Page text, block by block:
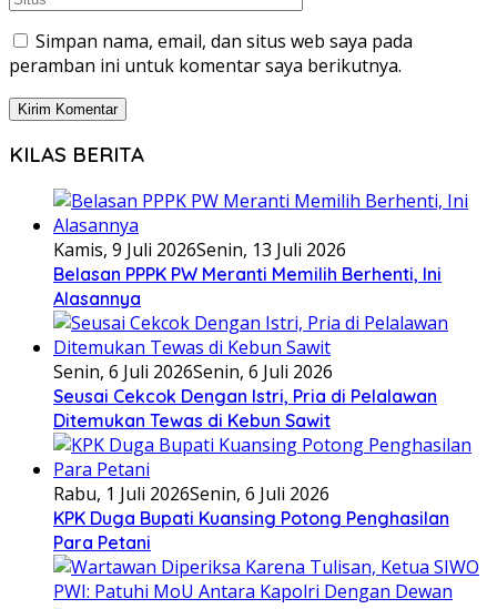
Simpan nama, email, dan situs web saya pada
peramban ini untuk komentar saya berikutnya.
KILAS BERITA
Kamis, 9 Juli 2026Senin, 13 Juli 2026
Belasan PPPK PW Meranti Memilih Berhenti, Ini
Alasannya
Senin, 6 Juli 2026Senin, 6 Juli 2026
Seusai Cekcok Dengan Istri, Pria di Pelalawan
Ditemukan Tewas di Kebun Sawit
Rabu, 1 Juli 2026Senin, 6 Juli 2026
KPK Duga Bupati Kuansing Potong Penghasilan
Para Petani